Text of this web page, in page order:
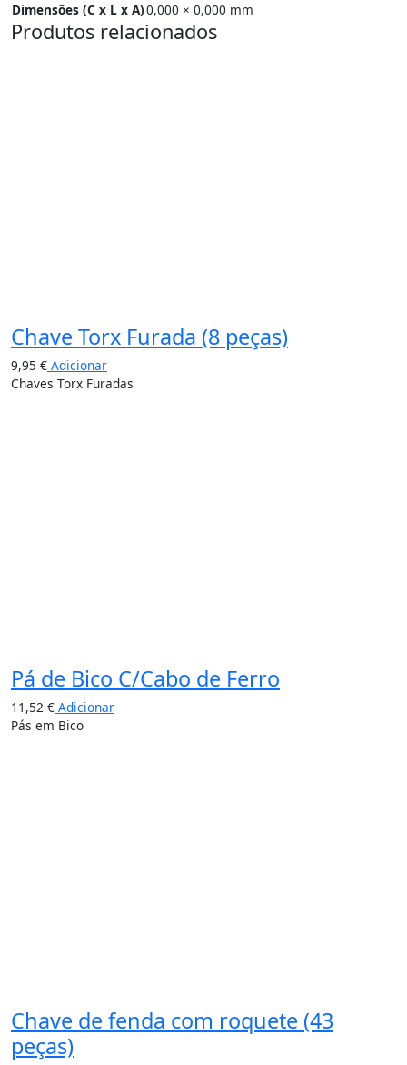
Dimensões (C x L x A)0,000 × 0,000 mm
Produtos relacionados
Chave Torx Furada (8 peças)
9,95 € Adicionar
Chaves Torx Furadas
Pá de Bico C/Cabo de Ferro
11,52 € Adicionar
Pás em Bico
Chave de fenda com roquete (43
peças)